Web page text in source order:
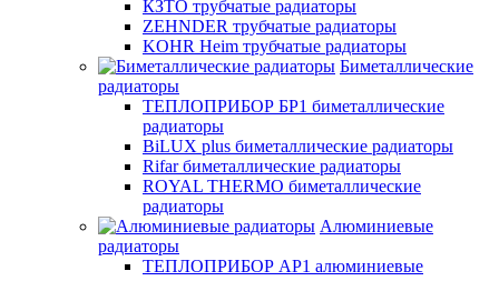
КЗТО трубчатые радиаторы
ZEHNDER трубчатые радиаторы
KOHR Heim трубчатые радиаторы
Биметаллические
радиаторы
ТЕПЛОПРИБОР БР1 биметаллические
радиаторы
BiLUX plus биметаллические радиаторы
Rifar биметаллические радиаторы
ROYAL THERMO биметаллические
радиаторы
Алюминиевые
радиаторы
ТЕПЛОПРИБОР АР1 алюминиевые